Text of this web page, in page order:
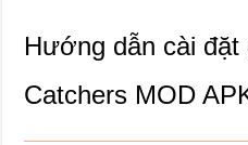
Hướng dẫn cài đặt
Catchers MOD